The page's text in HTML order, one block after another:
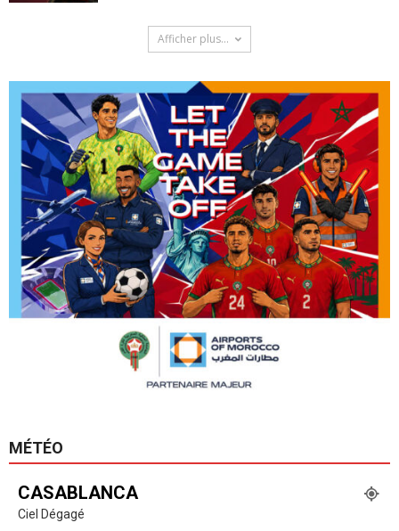
Afficher plus...
MÉTÉO
CASABLANCA
Ciel Dégagé